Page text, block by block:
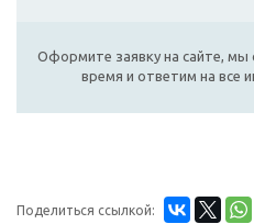
Оформите заявку на сайте, мы
время и ответим на все
Поделиться ссылкой: